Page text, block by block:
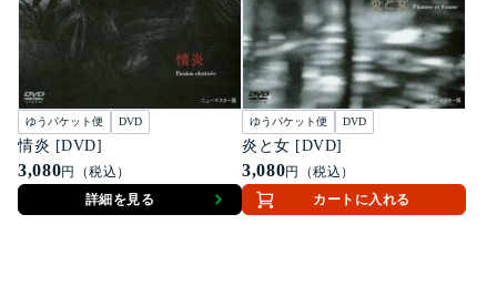
ゆうパケット便 DVD
情炎 [DVD]
3,080円（税込）
詳細を見る
ゆうパケット便 DVD
炎と女 [DVD]
3,080円（税込）
カートに入れる